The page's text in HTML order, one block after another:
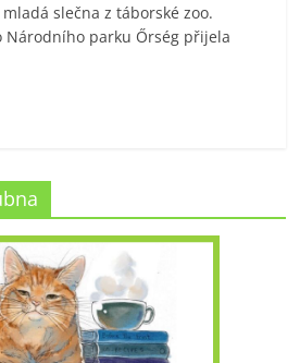
slečna z táborské zoo.
Národního parku Őrség přijela